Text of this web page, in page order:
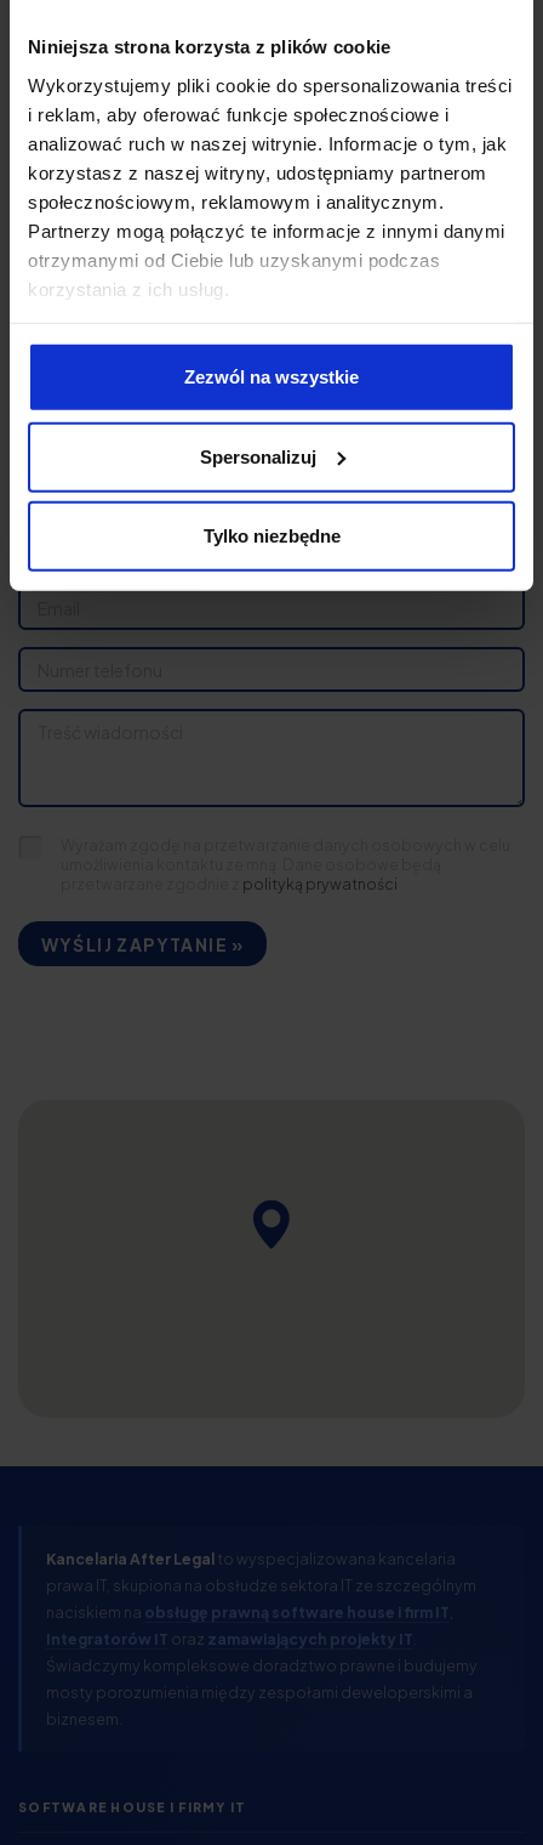
Niniejsza strona korzysta z plików cookie
Wykorzystujemy pliki cookie do spersonalizowania treści
i reklam, aby oferować funkcje społecznościowe i
analizować ruch w naszej witrynie. Informacje o tym, jak
korzystasz z naszej witryny, udostępniamy partnerom
społecznościowym, reklamowym i analitycznym.
Partnerzy mogą połączyć te informacje z innymi danymi
otrzymanymi od Ciebie lub uzyskanymi podczas
korzystania z ich usług.
Zezwól na wszystkie
Spersonalizuj
Tylko niezbędne
Opisz swój problem prawny w formularzu, a w ciągu
jednego dnia roboczego
przedstawimy Ciprecyzyjną ścieżkę działania.
After Legal Kancelaria
Radcy Prawnego Łukasz Kulicki
ul. Kijowska 5
03-738 Warszawa, Polska
+48 500 436 703
Dane bankowe: mBank S.A.
PL39 1140 2004 0000 3302 7806 9802
polityką prywatności
WYŚLIJ ZAPYTANIE »
Kancelaria After Legalto wyspecjalizowana kancelaria
prawa IT, skupiona na obsłudze sektora IT ze szczególnym
naciskiem na obsługę prawną software house i firm IT,
Integratorów IT oraz zamawiających projekty IT.
Świadczymy kompleksowe doradztwo prawne i budujemy
mosty porozumienia między zespołami deweloperskimi a
biznesem.
SOFTWARE HOUSE I FIRMY IT